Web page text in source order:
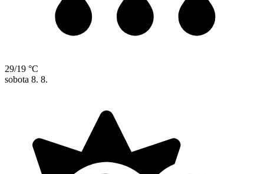
29/19 °C
sobota 8. 8.